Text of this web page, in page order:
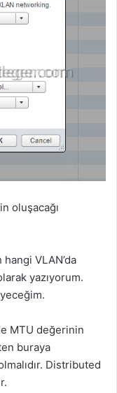
oluşacağı
VLAN’da
yazıyorum.
MTU değerinin
buraya
Distributed